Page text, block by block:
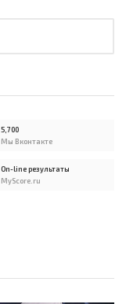
5,700
Мы Вконтакте
On-line результаты
MyScore.ru